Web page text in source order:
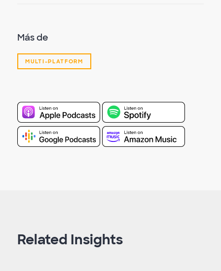
Más de
MULTI-PLATFORM
Related Insights